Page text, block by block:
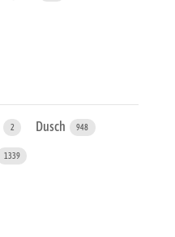
2 Dusch 948
1339